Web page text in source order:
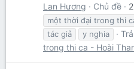
Lan Hương
Chủ đề
một thời đại trong thi
tác giả
y nghia
trong thi ca - Hoài